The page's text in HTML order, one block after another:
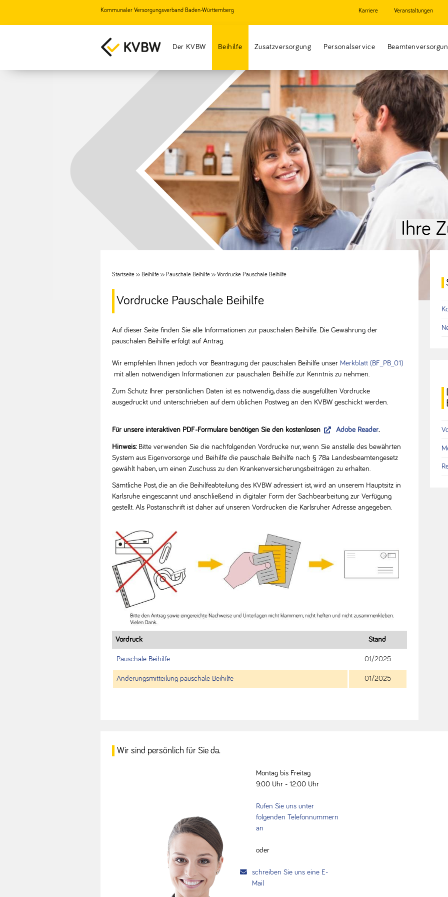
Kommunaler Versorgungsverband Baden-Württemberg Karriere Veranstaltungen
Der KVBW Beihilfe Zusatzversorgung Personalservice
Ihre
Startseite>> Beihilfe>> Pauschale Beihilfe>> Vordrucke Pauschale Beihilfe
Vordrucke Pauschale Beihilfe
Auf dieser Seite finden Sie alle Informationen zur pauschalen Beihilfe. Die Gewährung der
pauschalen Beihilfe erfolgt auf Antrag.
Wir empfehlen Ihnen jedoch vor Beantragung der pauschalen Beihilfe unserMerkblatt (BF_PB_01)
mit allen notwendigen Informationen zur pauschalen Beihilfe zur Kenntnis zu nehmen.
Zum Schutz Ihrer persönlichen Daten ist es notwendig, dass die ausgefüllten Vordrucke
ausgedruckt und unterschrieben auf dem üblichen Postweg an den KVBW geschickt werden.
Für unsere interaktiven PDF-Formulare benötigen Sie den kostenlosen Adobe Reader.
Hinweis:Bitte verwenden Sie die nachfolgenden Vordrucke nur, wenn Sie anstelle des bewährten
System aus Eigenvorsorge und Beihilfe die pauschale Beihilfe nach § 78a Landesbeamtengesetz
gewählt haben, um einen Zuschuss zu den Krankenversicherungsbeiträgen zu erhalten.
Sämtliche Post, die an die Beihilfeabteilung des KVBW adressiert ist, wird an unserem Hauptsitz in
Karlsruhe eingescannt und anschließend in digitaler Form der Sachbearbeitung zur Verfügung
gestellt. Als Postanschrift ist daher auf unseren Vordrucken die Karlsruher Adresse angegeben.
Vordruck Stand
Pauschale Beihilfe 01/2025
Änderungsmitteilung pauschale Beihilfe 01/2025
Wir sind persönlich für Sie da.
Montag bis Freitag
9:00 Uhr - 12:00 Uhr
Rufen Sie uns unter
folgenden Telefonnummern
an
oder
schreiben Sie uns eine E-
Mail